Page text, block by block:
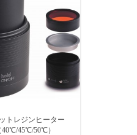
トレジンヒーター
40℃/45℃/50℃）